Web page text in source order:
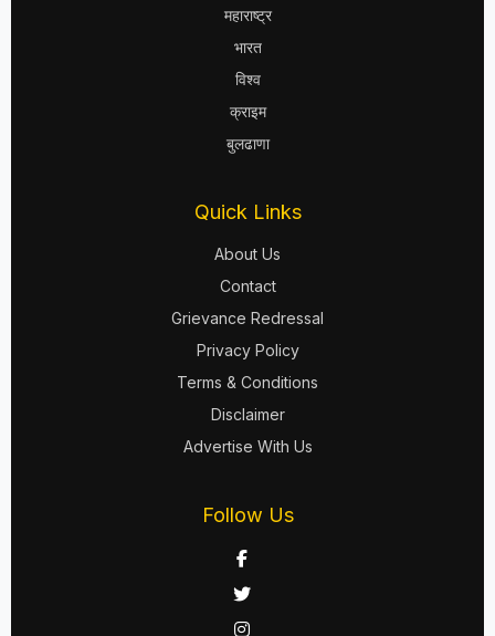
महाराष्ट्र
भारत
विश्व
क्राइम
बुलढाणा
Quick Links
About Us
Contact
Grievance Redressal
Privacy Policy
Terms & Conditions
Disclaimer
Advertise With Us
Follow Us